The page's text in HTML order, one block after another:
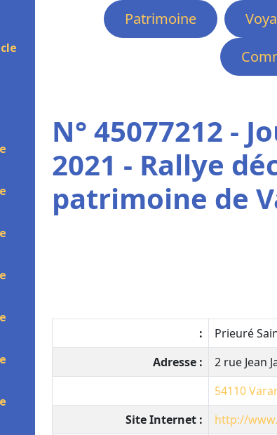
Patrimoine
N° 45077212 -
2021 - Rallye
patrimoine de
:
Prieuré
Adresse :
2 rue Jean
54110
Site Internet :
http://